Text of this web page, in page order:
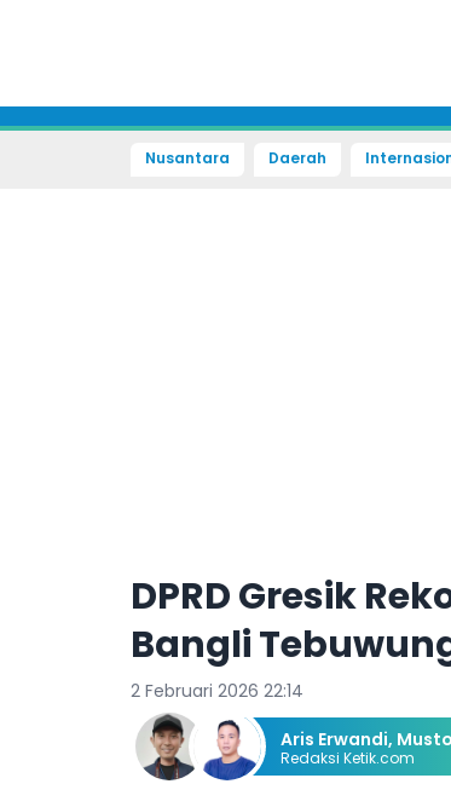
Nusantara Daerah
DPRD Gresik
Bangli
2 Februari 2026 22:14
Aris Erwandi,
Redaksi Ketik.com